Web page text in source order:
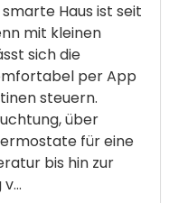
smarte Haus ist seit
mit kleinen
sich die
per App
steuern.
über
für eine
bis hin zur